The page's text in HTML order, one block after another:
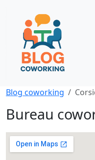
Blog coworking
Bureau